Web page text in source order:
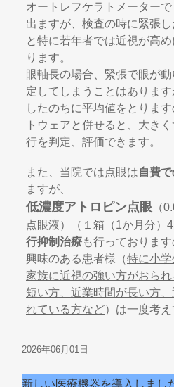
オートレフケラトメーター
出ますが、検査の時に緊張
と特に若年者では近視が高
ります。
眼軸長の場合、緊張で眼が
定してしまうことはありま
したのちに平均値をとりま
トウェアと併せると、大き
行を判定、評価できます。
また、当院では点眼は 自費
ますが、
低濃度アトロピン点眼 （
点眼液）（１箱（1か月分）
行抑制治療も行っております
興味のある患者様（特に小
家族に近視の強い方がおら
短い方、 近業時間が長い方
れている方など）は一度考え
2026年06月01日
新しい医療機器を導入しまし